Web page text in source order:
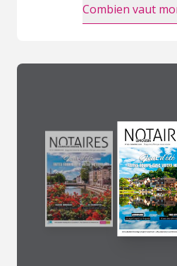
Combien vaut